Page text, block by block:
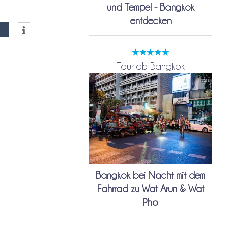
und Tempel - Bangkok
entdecken
Tour ab Bangkok
Bangkok bei Nacht mit dem
Fahrrad zu Wat Arun & Wat
Pho